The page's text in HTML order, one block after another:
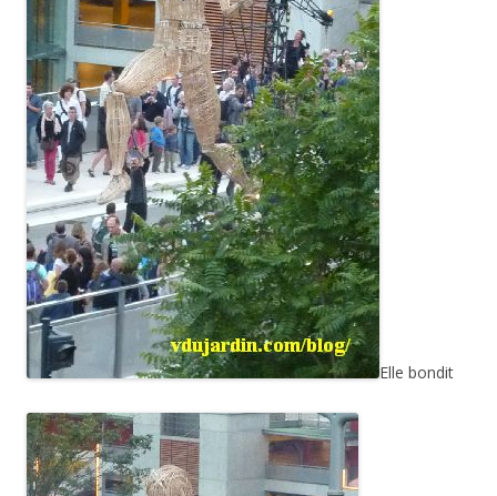
Elle bondit